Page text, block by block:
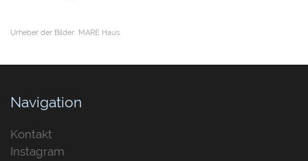
Urheber der Bilder: MARE Haus
Navigation
Kontakt
Instagram